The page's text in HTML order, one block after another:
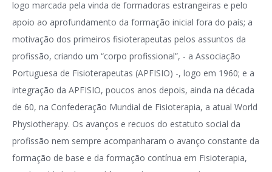
logo marcada pela vinda de formadoras estrangeiras e pelo
apoio ao aprofundamento da formação inicial fora do país; a
motivação dos primeiros fisioterapeutas pelos assuntos da
profissão, criando um “corpo profissional”, - a Associação
Portuguesa de Fisioterapeutas (APFISIO) -, logo em 1960; e a
integração da APFISIO, poucos anos depois, ainda na década
de 60, na Confederação Mundial de Fisioterapia, a atual World
Physiotherapy. Os avanços e recuos do estatuto social da
profissão nem sempre acompanharam o avanço constante da
formação de base e da formação contínua em Fisioterapia,